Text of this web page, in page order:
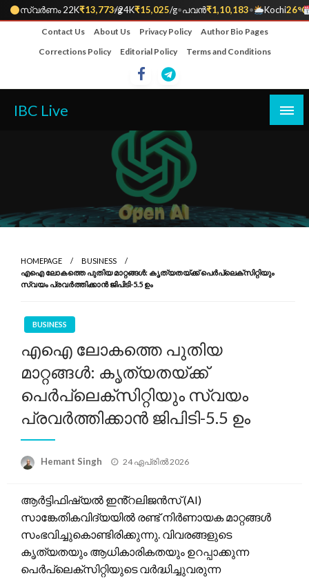
സ്വർണം 22K₹13,773/g
•24K₹15,025/g•പവൻ₹1,10,183• Kochi26°C
•
Contact Us About Us Privacy Policy
Author Bio Pages
Corrections Policy
Editorial Policy Terms and Conditions
IBC Live
HOMEPAGE
BUSINESS
എഐ ലോകത്തെ പുതിയ മാറ്റങ്ങൾ: കൃത്യതയ്ക്ക് പെർപ്ലെക്സിറ്റിയും
സ്വയം പ്രവർത്തിക്കാൻ ജിപിടി-5.5 ഉം
BUSINESS
എഐ ലോകത്തെ പുതിയ
മാറ്റങ്ങൾ: കൃത്യതയ്ക്ക്
പെർപ്ലെക്സിറ്റിയും സ്വയം
പ്രവർത്തിക്കാൻ ജിപിടി-5.5 ഉം
Hemant Singh
Posted
24 ഏപ്രിൽ 2026
ആർട്ടിഫിഷ്യൽ ഇൻ്റലിജൻസ് (AI)
സാങ്കേതികവിദ്യയിൽ രണ്ട് നിർണായക മാറ്റങ്ങൾ
സംഭവിച്ചുകൊണ്ടിരിക്കുന്നു. വിവരങ്ങളുടെ
കൃത്യതയും ആധികാരികതയും ഉറപ്പാക്കുന്ന
പെർപ്ലെക്സിറ്റിയുടെ വർദ്ധിച്ചുവരുന്ന